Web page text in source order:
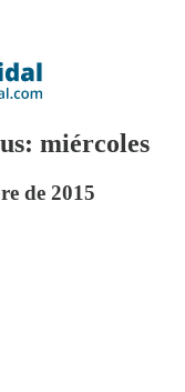
miércoles
de 2015